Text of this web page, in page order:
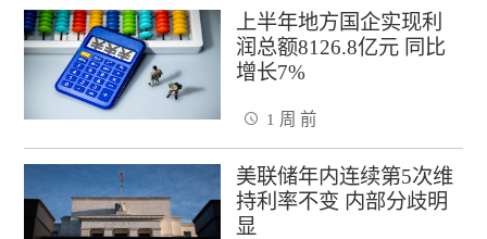
上半年地方国企实现利
润总额8126.8亿元 同比
增长7%
1 周 前
美联储年内连续第5次维
持利率不变 内部分歧明
显